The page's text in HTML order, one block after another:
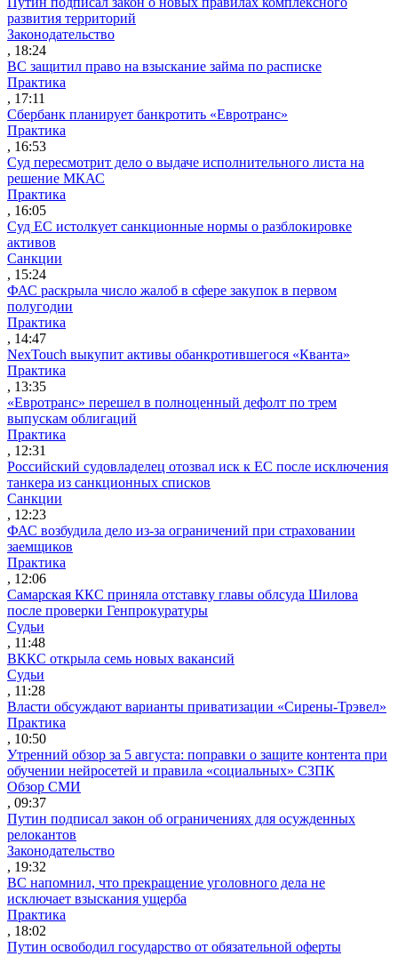
развития территорий
Законодательство
, 18:24
ВС защитил право на взыскание займа по расписке
Практика
, 17:11
Сбербанк планирует банкротить «Евротранс»
Практика
, 16:53
Суд пересмотрит дело о выдаче исполнительного листа на
решение МКАС
Практика
, 16:05
Суд ЕС истолкует санкционные нормы о разблокировке
активов
Санкции
, 15:24
ФАС раскрыла число жалоб в сфере закупок в первом
полугодии
Практика
, 14:47
NexTouch выкупит активы обанкротившегося «Кванта»
Практика
, 13:35
«Евротранс» перешел в полноценный дефолт по трем
выпускам облигаций
Практика
, 12:31
Российский судовладелец отозвал иск к ЕС после исключения
танкера из санкционных списков
Санкции
, 12:23
ФАС возбудила дело из-за ограничений при страховании
заемщиков
Практика
, 12:06
Самарская ККС приняла отставку главы облсуда Шилова
после проверки Генпрокуратуры
Судьи
, 11:48
ВККС открыла семь новых вакансий
Судьи
, 11:28
Власти обсуждают варианты приватизации «Сирены-Трэвел»
Практика
, 10:50
Утренний обзор за 5 августа: поправки о защите контента при
обучении нейросетей и правила «социальных» СЗПК
Обзор СМИ
, 09:37
Путин подписал закон об ограничениях для осужденных
релокантов
Законодательство
, 19:32
ВС напомнил, что прекращение уголовного дела не
исключает взыскания ущерба
Практика
, 18:02
Путин освободил государство от обязательной оферты